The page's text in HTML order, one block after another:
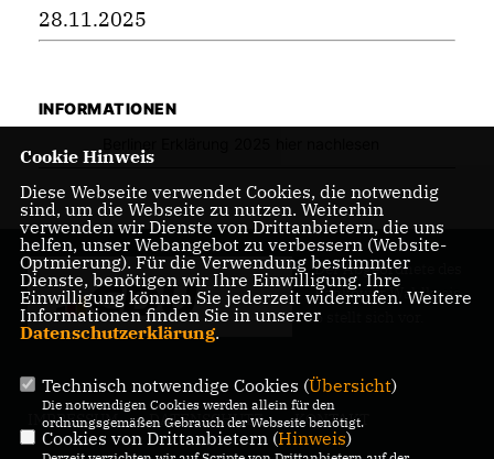
28.11.2025
INFORMATIONEN
Der Abgeordnete des
Pankower Wahlkreis
6 stellt sich vor.
IMPRESSUM DATENSCHUTZ KONTAKT
Cookie Hinweis
Diese Webseite verwendet Cookies, die notwendig
sind, um die Webseite zu nutzen. Weiterhin
verwenden wir Dienste von Drittanbietern, die uns
helfen, unser Webangebot zu verbessern (Website-
Optmierung). Für die Verwendung bestimmter
Dienste, benötigen wir Ihre Einwilligung. Ihre
Einwilligung können Sie jederzeit widerrufen. Weitere
Informationen finden Sie in unserer
Datenschutzerklärung.
Technisch notwendige Cookies (Übersicht)
Die notwendigen Cookies werden allein für den
ordnungsgemäßen Gebrauch der Webseite benötigt.
Cookies von Drittanbietern (Hinweis)